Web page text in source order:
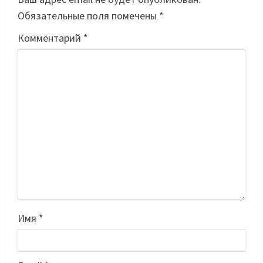
Обязательные поля помечены *
Комментарий *
Имя *